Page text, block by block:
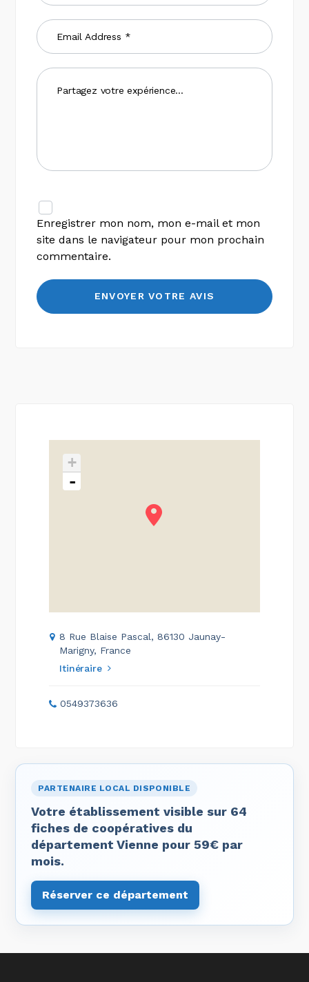
Enregistrer mon nom, mon e-mail et mon
site dans le navigateur pour mon prochain
commentaire.
+
-
8 Rue Blaise Pascal, 86130 Jaunay-
Marigny, France
Itinéraire
0549373636
PARTENAIRE LOCAL DISPONIBLE
Votre établissement visible sur 64
fiches de coopératives du
département Vienne pour 59€ par
mois.
Réserver ce département